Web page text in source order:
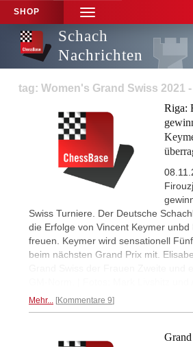
SHOP
TOGGLE
NAVIGATION
Schach
Nachrichten
tag: Women's Grand Swiss 2021 -
Riga:
Swiss Turniere. Der Deutsche
die Erfolge von Vincent Keymer unbd
freuen. Keymer wird sensationell
beim nächsten Grand Prix mit.
Mehr... Kommentare 9